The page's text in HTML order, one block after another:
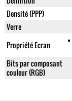
Densité (PPP)
Verre
Propriété Ecran
Bits par composant
couleur (RGB)